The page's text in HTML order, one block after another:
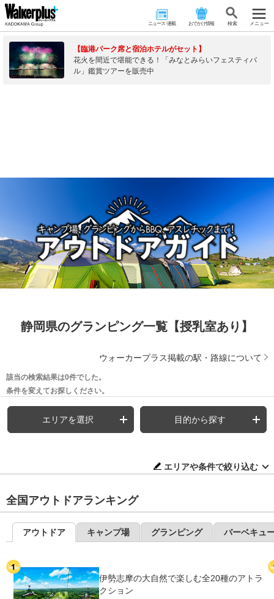
ニュース･連載 おでかけ情報 検 索 メニュー
【臨港パーク席と宿泊ホテルがセット】
花火を間近で堪能できる！「みなとみらいフェスティバ
ル」鑑賞ツアーを販売中
静岡県のグランピング一覧【授乳室あり】
ウォーカープラス掲載の駅・路線について
該当の検索結果は0件でした。
条件を変えてお探しください。
エリアを選択 目的から探す
エリアや条件で絞り込む
全国アウトドアランキング
アウトドア キャンプ場 グランピング バーベキュ
伊勢志摩の大自然で楽しむ全20種のアトラ
クション